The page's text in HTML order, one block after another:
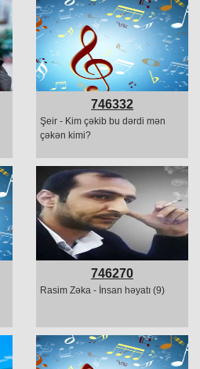
746332
Şeir - Kim çəkib bu dərdi mən
çəkən kimi?
746270
Rasim Zəka - İnsan həyatı (9)